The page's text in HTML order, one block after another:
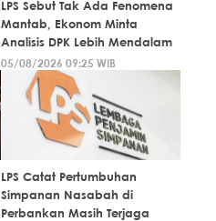
LPS Sebut Tak Ada Fenomena
Mantab, Ekonom Minta
Analisis DPK Lebih Mendalam
05/08/2026 09:25 WIB
LPS Catat Pertumbuhan
Simpanan Nasabah di
Perbankan Masih Terjaga